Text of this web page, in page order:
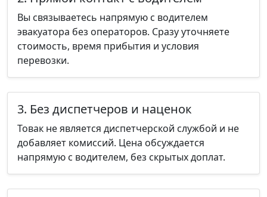
Вы связываетесь напрямую с водителем
эвакуатора без операторов. Сразу уточняете
стоимость, время прибытия и условия
перевозки.
3. Без диспетчеров и наценок
Товак не является диспетчерской службой и не
добавляет комиссий. Цена обсуждается
напрямую с водителем, без скрытых доплат.